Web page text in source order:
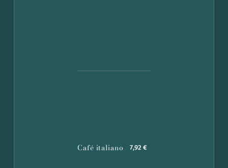
Café italiano 7,92 €